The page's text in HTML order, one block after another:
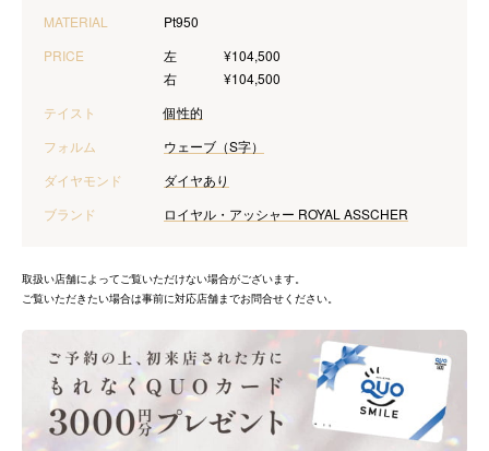
MATERIAL
Pt950
PRICE
左
¥104,500
右
¥104,500
テイスト
個性的
フォルム
ウェーブ（S字）
ダイヤモンド
ダイヤあり
ブランド
ロイヤル・アッシャー ROYAL ASSCHER
取扱い店舗によってご覧いただけない場合がございます。
ご覧いただきたい場合は事前に対応店舗までお問合せください。